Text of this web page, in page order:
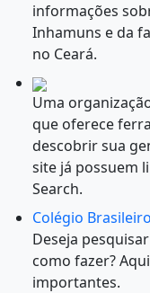
informações
Inhamuns e da
no Ceará.
Uma
que oferece
descobrir sua
site já possuem
Search.
Colégio
Deseja
como fazer?
importantes.